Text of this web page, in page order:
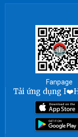
Fanpage
Tải ứng dụng